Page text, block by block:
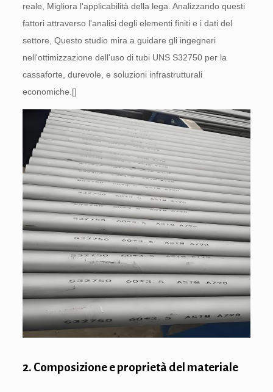
reale, Migliora l'applicabilità della lega. Analizzando questi
fattori attraverso l'analisi degli elementi finiti e i dati del
settore, Questo studio mira a guidare gli ingegneri
nell'ottimizzazione dell'uso di tubi UNS S32750 per la
cassaforte, durevole, e soluzioni infrastrutturali
economiche.[]
2. Composizione e proprietà del materiale